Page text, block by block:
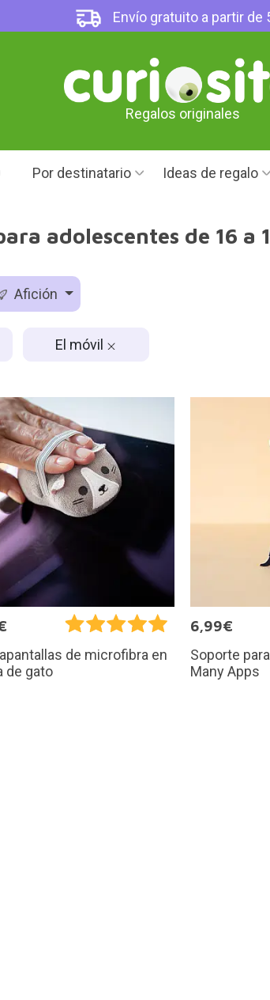
Envío gratuito a partir de
Regalos originales
Por destinatario Ideas de regalo
adolescentes de 16
Afición
El móvil
de microfibra en
de gato
6,99€
Soporte
Many Apps